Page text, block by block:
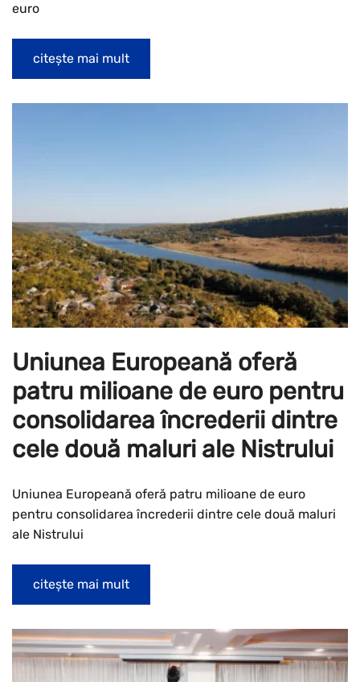
euro
citește mai mult
Uniunea Europeană oferă
patru milioane de euro pentru
consolidarea încrederii dintre
cele două maluri ale Nistrului
Uniunea Europeană oferă patru milioane de euro
pentru consolidarea încrederii dintre cele două maluri
ale Nistrului
citește mai mult